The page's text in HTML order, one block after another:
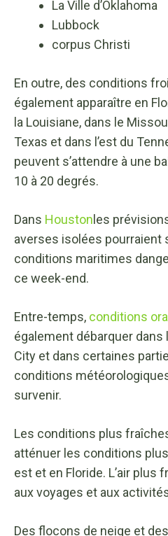
La Ville d’Oklahoma
Lubbock
corpus Christi
En outre, des conditions
également apparaître en
la Louisiane, dans le
Texas et dans l’est du
peuvent s’attendre à une
10 à 20 degrés.
Dans Houston les
averses isolées pourraient
conditions maritimes
ce week-end.
Entre-temps, conditions
également débarquer dans
City et dans certaines
conditions
survenir.
Les conditions plus
atténuer les conditions
est et en Floride. L’air plus
aux voyages et aux
Des flocons de neige et